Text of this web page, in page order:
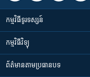
កម្មវិធី​ទូរទស្សន៍
កម្មវិធី​វិទ្យុ
ព័ត៌មាន​តាមប្រធានបទ​